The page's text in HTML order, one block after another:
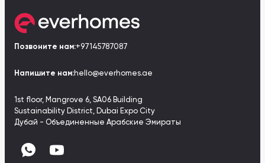
Позвоните нам:+97145787087
Напишите нам:hello@everhomes.ae
1st floor, Mangrove 6, SA06 Building
Sustainability District, Dubai Expo City
Дубай - Объединенные Арабские Эмираты